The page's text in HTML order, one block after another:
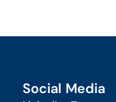
Social Media